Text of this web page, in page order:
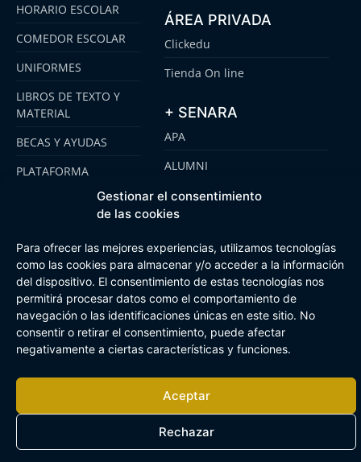
Gestionar el consentimiento
de las cookies
Para ofrecer las mejores experiencias, utilizamos tecnologías
como las cookies para almacenar y/o acceder a la información
del dispositivo. El consentimiento de estas tecnologías nos
permitirá procesar datos como el comportamiento de
navegación o las identificaciones únicas en este sitio. No
consentir o retirar el consentimiento, puede afectar
negativamente a ciertas características y funciones.
Aceptar
Rechazar
HORARIO ESCOLAR
COMEDOR ESCOLAR
UNIFORMES
LIBROS DE TEXTO Y
MATERIAL
BECAS Y AYUDAS
PLATAFORMA
EMOOTI COLEGIOS
ÁREA PRIVADA
Clickedu
Tienda On line
+ SENARA
APA
ALUMNI
SENARA SENIOR
FUNDACIÓN SENARA
Aviso Legal Política de cookies
Canal de Información Interna
Buzón Plan Regional